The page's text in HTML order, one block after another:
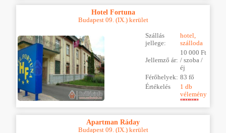
Hotel Fortuna
Budapest 09. (IX.) kerület
Szállás
jellege:
hotel,
szálloda
Jellemző ár:
10 000 Ft
/ szoba /
éj
Férőhelyek: 83 fő
Értékelés
1 db
vélemény
Apartman Ráday
Budapest 09. (IX.) kerület